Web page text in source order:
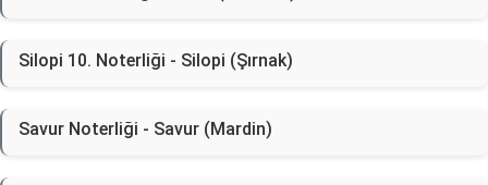
Silopi 10. Noterliği - Silopi (Şırnak)
Savur Noterliği - Savur (Mardin)